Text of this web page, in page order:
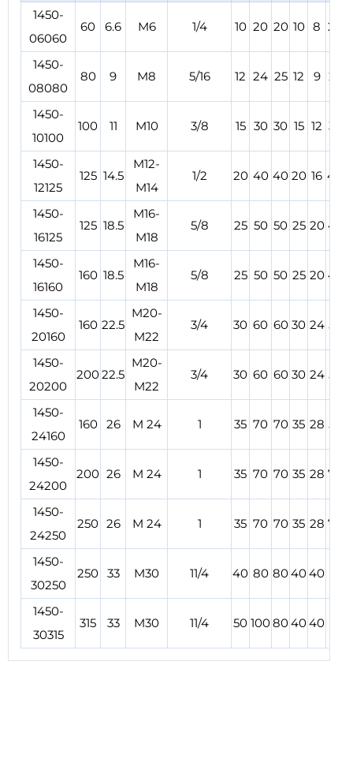
1450-
06060
60 6.6 M6 1/4 10 20 20 10 8 20
1450-
08080
80 9 M8 5/16 12 24 25 12 9 25
1450-
10100
100 11 M10 3/8 15 30 30 15 12 32
1450-
12125
125 14.5
M12-
M14
1/2 20 40 40 20 16 40
1450-
16125
125 18.5
M16-
M18
5/8 25 50 50 25 20 49
1450-
16160
160 18.5
M16-
M18
5/8 25 50 50 25 20 49
1450-
20160
160 22.5
M20-
M22
3/4 30 60 60 30 24 55
1450-
20200
20022.5
M20-
M22
3/4 30 60 60 30 24 55
1450-
24160
160 26 M 24 1 35 70 70 35 28 53
1450-
24200
200 26 M 24 1 35 70 70 35 28 72
1450-
24250
250 26 M 24 1 35 70 70 35 28 72
1450-
30250
250 33 M30 11/4 40 80 804040
1450-
30315
315 33 M30 11/4 50 100804040